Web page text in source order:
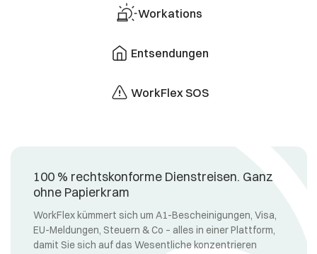
Workations
Entsendungen
WorkFlex SOS
100 % rechtskonforme Dienstreisen. Ganz
ohne Papierkram
WorkFlex kümmert sich um A1-Bescheinigungen, Visa,
EU-Meldungen, Steuern & Co – alles in einer Plattform,
damit Sie sich auf das Wesentliche konzentrieren